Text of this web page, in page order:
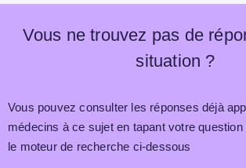
Vous ne trouvez pas de
situation ?
Vous pouvez consulter les réponses déjà
médecins à ce sujet en tapant votre
le moteur de recherche ci-dessous